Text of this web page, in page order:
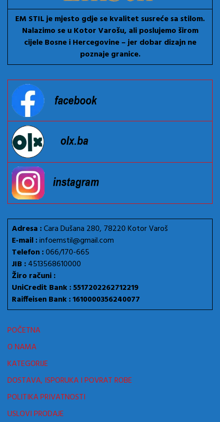
EM STIL je mjesto gdje se kvalitet susreće sa stilom.
Nalazimo se u Kotor Varošu, ali poslujemo širom
cijele Bosne i Hercegovine – jer dobar dizajn ne
poznaje granice.
Adresa :Cara Dušana 280, 78220 Kotor Varoš
E-mail :infoemstil@gmail.com
Telefon :066/170-665
JIB :4513568610000
Žiro računi :
UniCredit Bank : 5517202262712219
Raiffeisen Bank : 1610000356240077
POČETNA
O NAMA
KATEGORIJE
DOSTAVA, ISPORUKA I POVRAT ROBE
POLITIKA PRIVATNOSTI
USLOVI PRODAJE